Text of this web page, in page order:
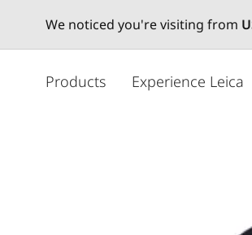
We noticed you're visiting from
Products Experience Leica